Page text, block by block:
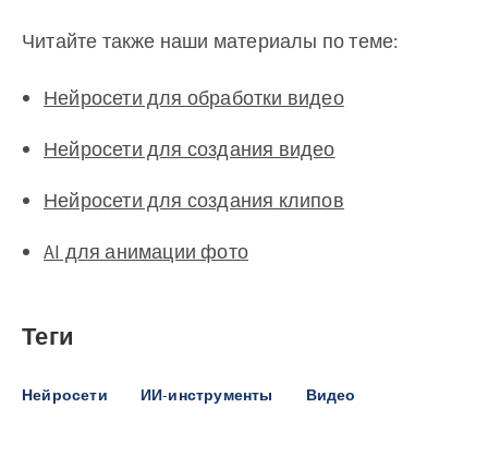
Читайте также наши материалы по теме:
Нейросети для обработки видео
Нейросети для создания видео
Нейросети для создания клипов
AI для анимации фото
Теги
Нейросети ИИ-инструменты Видео